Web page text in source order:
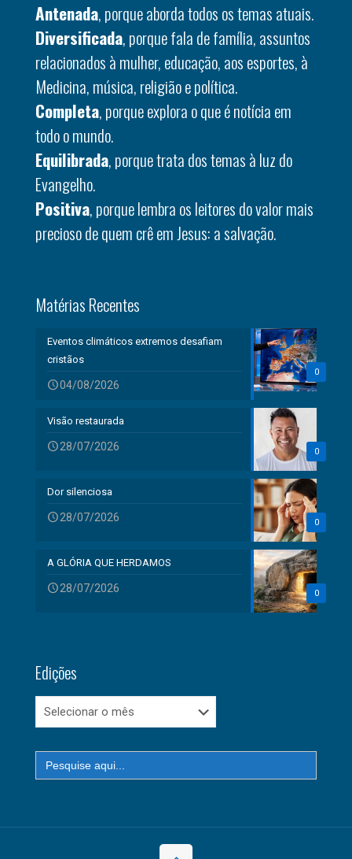
Antenada, porque aborda todos os temas atuais.
Diversificada, porque fala de família, assuntos
relacionados à mulher, educação, aos esportes, à
Medicina, música, religião e política.
Completa, porque explora o que é notícia em
todo o mundo.
Equilibrada, porque trata dos temas à luz do
Evangelho.
Positiva, porque lembra os leitores do valor mais
precioso de quem crê em Jesus: a salvação.
Matérias Recentes
0
Eventos climáticos extremos desafiam
cristãos
04/08/2026
0
Visão restaurada
28/07/2026
0
Dor silenciosa
28/07/2026
0
A GLÓRIA QUE HERDAMOS
28/07/2026
Edições
Edições
Search
for: